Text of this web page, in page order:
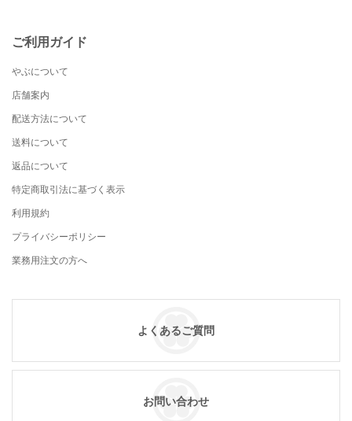
ご利用ガイド
やぶについて
店舗案内
配送方法について
送料について
返品について
特定商取引法に基づく表示
利用規約
プライバシーポリシー
業務用注文の方へ
よくあるご質問
お問い合わせ